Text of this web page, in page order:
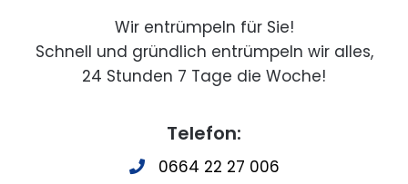
Wir entrümpeln für Sie!
Schnell und gründlich entrümpeln wir alles,
24 Stunden 7 Tage die Woche!
Telefon:
0664 22 27 006